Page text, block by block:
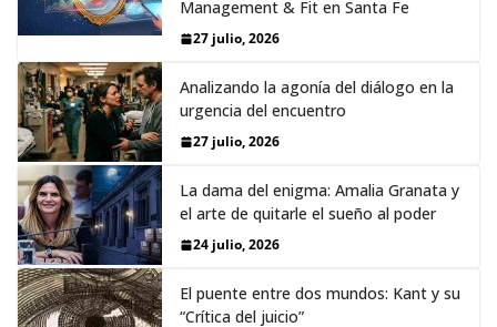
Management & Fit en Santa Fe
27 julio, 2026
Analizando la agonía del diálogo en la
urgencia del encuentro
27 julio, 2026
La dama del enigma: Amalia Granata y
el arte de quitarle el sueño al poder
24 julio, 2026
El puente entre dos mundos: Kant y su
“Crítica del juicio”